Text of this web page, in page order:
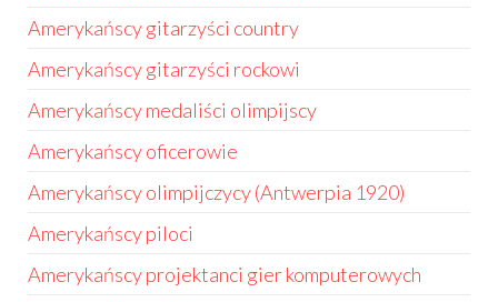
Amerykańscy gitarzyści country
Amerykańscy gitarzyści rockowi
Amerykańscy medaliści olimpijscy
Amerykańscy oficerowie
Amerykańscy olimpijczycy (Antwerpia 1920)
Amerykańscy piloci
Amerykańscy projektanci gier komputerowych